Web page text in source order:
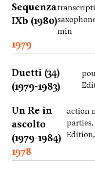
Sequenza
IXb (1980)
min
1979
Duetti (34)
(1979-1983)
Un Re in
ascolto
(1979-1984)
action
1978